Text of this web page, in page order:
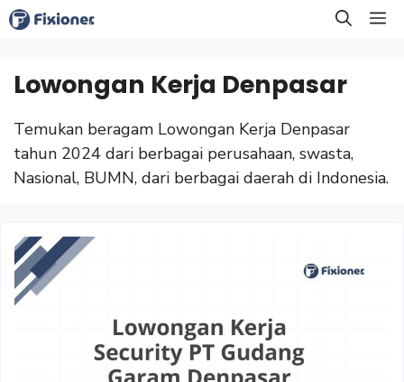
Langsung
ke
Lowongan Kerja Denpasar
Temukan beragam Lowongan Kerja Denpasar
tahun 2024 dari berbagai perusahaan, swasta,
Nasional, BUMN, dari berbagai daerah di Indonesia.